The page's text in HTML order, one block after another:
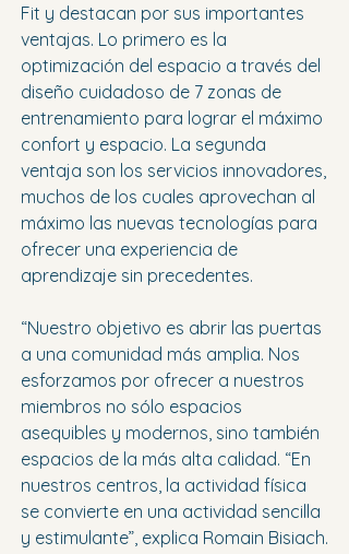
Fit y destacan por sus importantes
ventajas. Lo primero es la
optimización del espacio a través del
diseño cuidadoso de 7 zonas de
entrenamiento para lograr el máximo
confort y espacio. La segunda
ventaja son los servicios innovadores,
muchos de los cuales aprovechan al
máximo las nuevas tecnologías para
ofrecer una experiencia de
aprendizaje sin precedentes.
“Nuestro objetivo es abrir las puertas
a una comunidad más amplia. Nos
esforzamos por ofrecer a nuestros
miembros no sólo espacios
asequibles y modernos, sino también
espacios de la más alta calidad. “En
nuestros centros, la actividad física
se convierte en una actividad sencilla
y estimulante”, explica Romain Bisiach.